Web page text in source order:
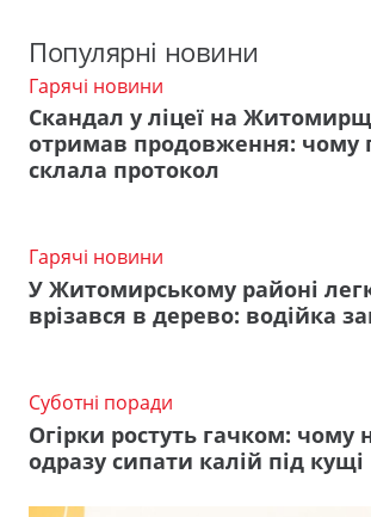
Популярні новини
Гарячі новини
Скандал у ліцеї на
отримав продовження: чому
склала протокол
Гарячі новини
У Житомирському районі
врізався в дерево: водійка
Суботні поради
Огірки ростуть гачком: чому
одразу сипати калій під кущі